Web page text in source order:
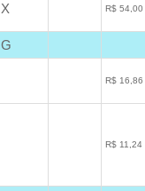
X R$
G
R$
R$